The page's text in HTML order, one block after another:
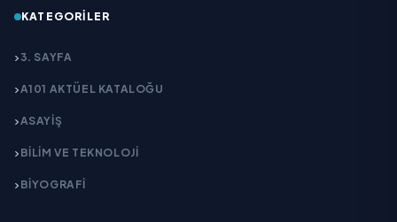
KATEGORILER
3. SAYFA
A101 AKTÜEL KATALOĞU
ASAYİŞ
BİLİM VE TEKNOLOJİ
BİYOGRAFİ